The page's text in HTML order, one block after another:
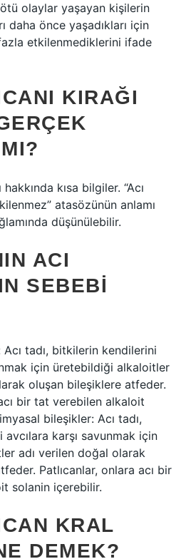
olaylar yaşayan kişilerin
daha önce yaşadıkları için
etkilenmediklerini ifade
KIRAĞI
kısa bilgiler. “Acı
atasözünün anlamı
düşünülebilir.
ACI
SEBEBI
tadı, bitkilerin kendilerini
için üretebildiği alkaloitler
oluşan bileşiklere atfeder.
bir tat verebilen alkaloit
bileşikler: Acı tadı,
karşı savunmak için
adı verilen doğal olarak
Patlıcanlar, onlara acı bir
solanin içerebilir.
KRAL
DEMEK?